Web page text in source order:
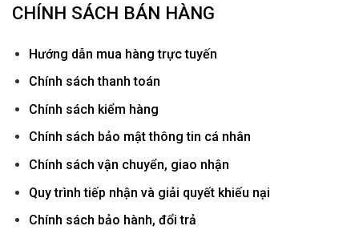
CHÍNH SÁCH BÁN HÀNG
Hướng dẫn mua hàng trực tuyến
Chính sách thanh toán
Chính sách kiểm hàng
Chính sách bảo mật thông tin cá nhân
Chính sách vận chuyển, giao nhận
Quy trình tiếp nhận và giải quyết khiếu nại
Chính sách bảo hành, đổi trả